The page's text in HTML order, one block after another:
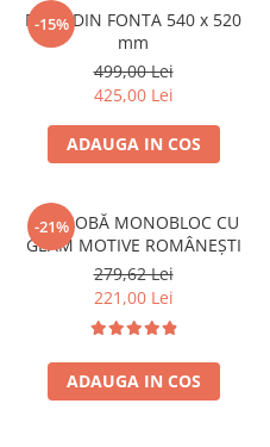
DIVERSE
INSTALAȚII
Baterii și accesorii
PRODUSE PENTRU GRĂDINARIT
Unelte electrice
Unelte pentru grădinărit
SOBE ȘI ȘEMINEE
STICLĂ TERMOREZISTENTĂ
TRUSE SI ACCESORII
DE CURATARE HORN
-15%
PLITA DIN FONTA 540 x 520
mm
499,00 Lei
425,00 Lei
ADAUGA IN COS
-21%
UȘĂ SOBĂ MONOBLOC CU
GEAM MOTIVE ROMÂNEȘTI
279,62 Lei
221,00 Lei
ADAUGA IN COS